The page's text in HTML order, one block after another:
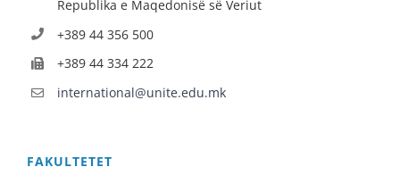
Republika e Maqedonisë së Veriut
+389 44 356 500
+389 44 334 222
international@unite.edu.mk
FAKULTETET